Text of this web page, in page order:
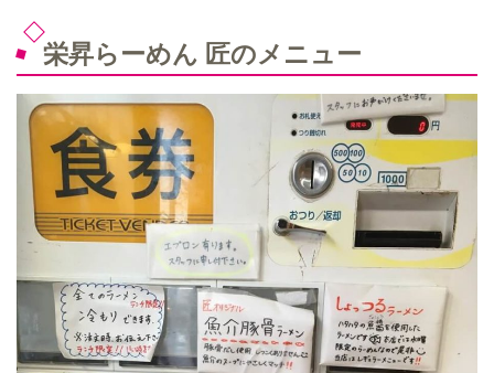
栄昇らーめん 匠のメニュー